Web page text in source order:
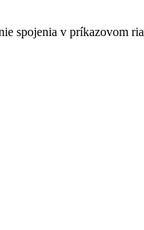
spojenia v príkazovom